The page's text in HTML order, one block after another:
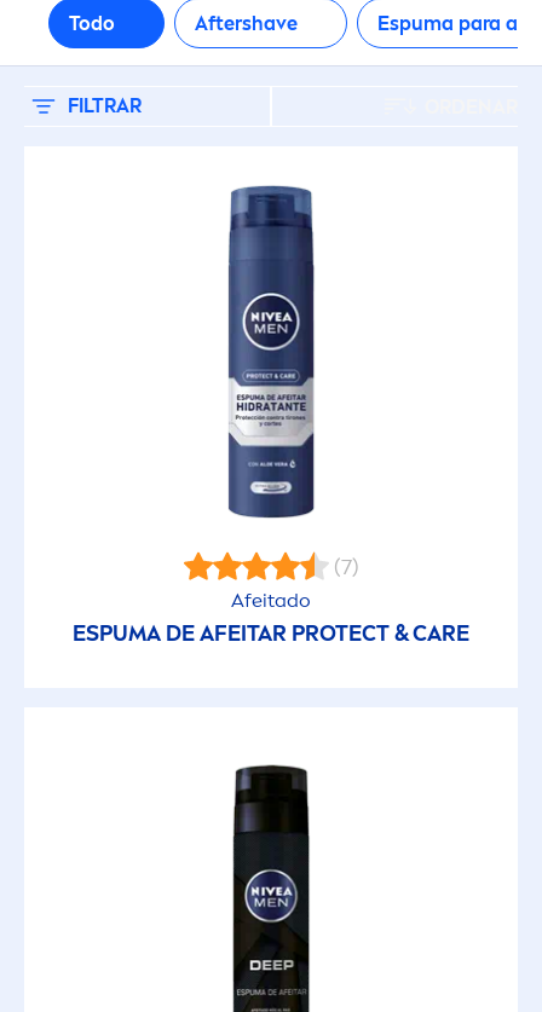
Todo Aftershave Espuma para
FILTRAR
(7)
Afeitado
ESPUMA DE AFEITAR PROTECT&CARE